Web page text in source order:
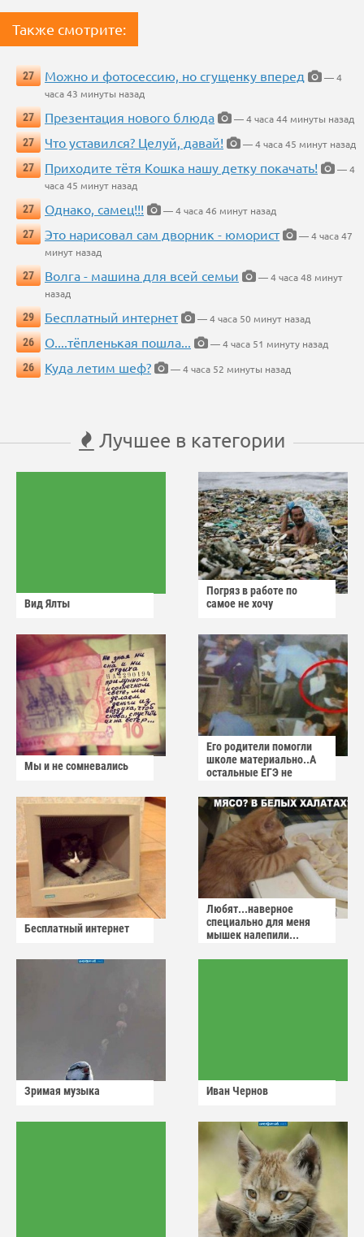
Также смотрите:
27 Можно и фотосессию, но сгущенку вперед
— 4
часа 43 минуты назад
27
Презентация нового блюда
— 4 часа 44 минуты назад
27
Что уставился? Целуй, давай!
— 4 часа 45 минут назад
27
Приходите тётя Кошка нашу детку покачать!
— 4
часа 45 минут назад
27
Однако, самец!!!
— 4 часа 46 минут назад
27
Это нарисовал сам дворник - юморист
— 4 часа 47
минут назад
27
Волга - машина для всей семьи
— 4 часа 48 минут
назад
29
Бесплатный интернет
— 4 часа 50 минут назад
26
О....тёпленькая пошла...
— 4 часа 51 минуту назад
26
Куда летим шеф? — 4 часа 52 минуты назад
Лучшее в категории
Вид Ялты
Погряз в работе по
самое не хочу
Мы и не сомневались
Его родители помогли
школе материально..А
остальные ЕГЭ не
Бесплатный интернет
Любят...наверное
специально для меня
мышек налепили...
Зримая музыка Иван Чернов